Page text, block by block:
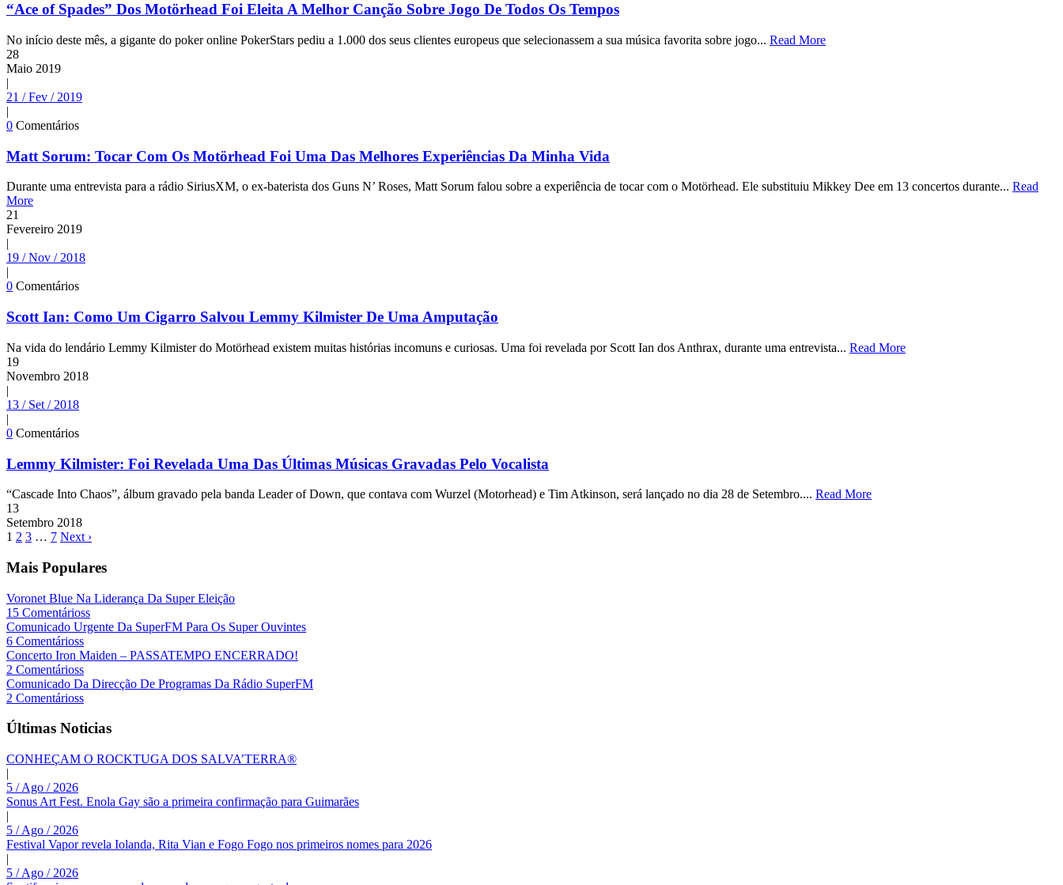
“Ace of Spades” Dos Motörhead Foi Eleita A Melhor Canção Sobre Jogo De Todos Os Tempos
No início deste mês, a gigante do poker online PokerStars pediu a 1.000 dos seus clientes europeus que selecionassem a sua música favorita sobre jogo... Read More
28
Maio 2019
|
21 / Fev / 2019
|
0 Comentários
Matt Sorum: Tocar Com Os Motörhead Foi Uma Das Melhores Experiências Da Minha Vida
Durante uma entrevista para a rádio SiriusXM, o ex-baterista dos Guns N’ Roses, Matt Sorum falou sobre a experiência de tocar com o Motörhead. Ele substituiu Mikkey Dee em 13 concertos durante... Read
More
21
Fevereiro 2019
|
19 / Nov / 2018
|
0 Comentários
Scott Ian: Como Um Cigarro Salvou Lemmy Kilmister De Uma Amputação
Na vida do lendário Lemmy Kilmister do Motörhead existem muitas histórias incomuns e curiosas. Uma foi revelada por Scott Ian dos Anthrax, durante uma entrevista... Read More
19
Novembro 2018
|
13 / Set / 2018
|
0 Comentários
Lemmy Kilmister: Foi Revelada Uma Das Últimas Músicas Gravadas Pelo Vocalista
“Cascade Into Chaos”, álbum gravado pela banda Leader of Down, que contava com Wurzel (Motorhead) e Tim Atkinson, será lançado no dia 28 de Setembro.... Read More
13
Setembro 2018
1 2 3 … 7 Next ›
Mais Populares
Voronet Blue Na Liderança Da Super Eleição
15 Comentárioss
Comunicado Urgente Da SuperFM Para Os Super Ouvintes
6 Comentárioss
Concerto Iron Maiden – PASSATEMPO ENCERRADO!
2 Comentárioss
Comunicado Da Direcção De Programas Da Rádio SuperFM
2 Comentárioss
Últimas Noticias
CONHEÇAM O ROCKTUGA DOS SALVA’TERRA®
|
5 / Ago / 2026
Sonus Art Fest. Enola Gay são a primeira confirmação para Guimarães
|
5 / Ago / 2026
Festival Vapor revela Iolanda, Rita Vian e Fogo Fogo nos primeiros nomes para 2026
|
5 / Ago / 2026